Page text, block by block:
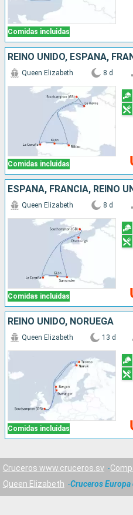
Comidas incluidas
REINO UNIDO, ESPAÑA,
Comidas incluidas
Queen Elizabeth 8 d
ESPAÑA, FRANCIA, REINO
Comidas incluidas
Queen Elizabeth 8 d
REINO UNIDO, NORUEGA
Comidas incluidas
Queen Elizabeth 13 d
Cruceros www.cruceros.sv
Queen Elizabeth
Cruceros